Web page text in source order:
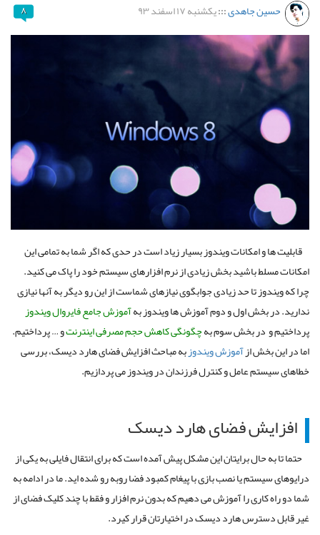
حسین جاهدی:::یکشنبه ۱۷ اسفند ۹۳ ۸
قابلیت ها و امکانات ویندوز بسیار زیاد است در حدی که اگر شما به تمامی این
امکانات مسلط باشید بخش زیادی از نرم افزارهای سیستم خود را پاک می کنید.
چرا که ویندوز تا حد زیادی جوابگوی نیازهای شماست از این رو دیگر به آنها نیازی
ندارید. در بخش اول و دوم آموزش ها ویندوز بهآموزش جامع فایروال ویندوز
پرداختیم و در بخش سوم بهچگونگی کاهش حجم مصرفی اینترنتو … پرداختیم.
اما در این بخش ازآموزش ویندوزبه مباحث افزایش فضای هارد دیسک، بررسی
خطاهای سیستم عامل و کنترل فرزندان در ویندوز می پردازیم.
افزایش فضای هارد دیسک
حتما تا به حال برایتان این مشکل پیش آمده است که برای انتقال فایلی به یکی از
درایوهای سیستم یا نصب بازی با پیغام کمبود فضا روبه رو شده اید. ما در ادامه به
شما دو راه کاری را آموزش می دهیم که بدون نرم افزار و فقط با چند کلیک فضای از
غیر قابل دسترس هارد دیسک در اختیارتان قرار کیرد.